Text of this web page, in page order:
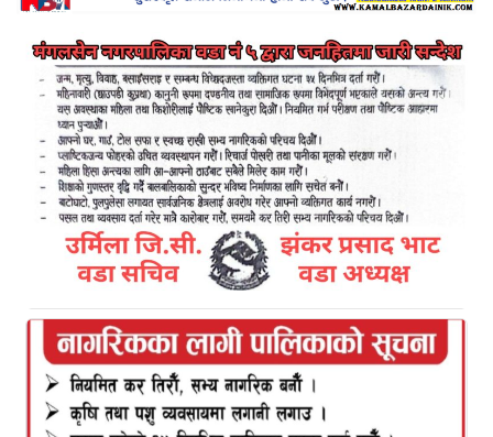
Kamal Bazar Dainik June 29th, 2025